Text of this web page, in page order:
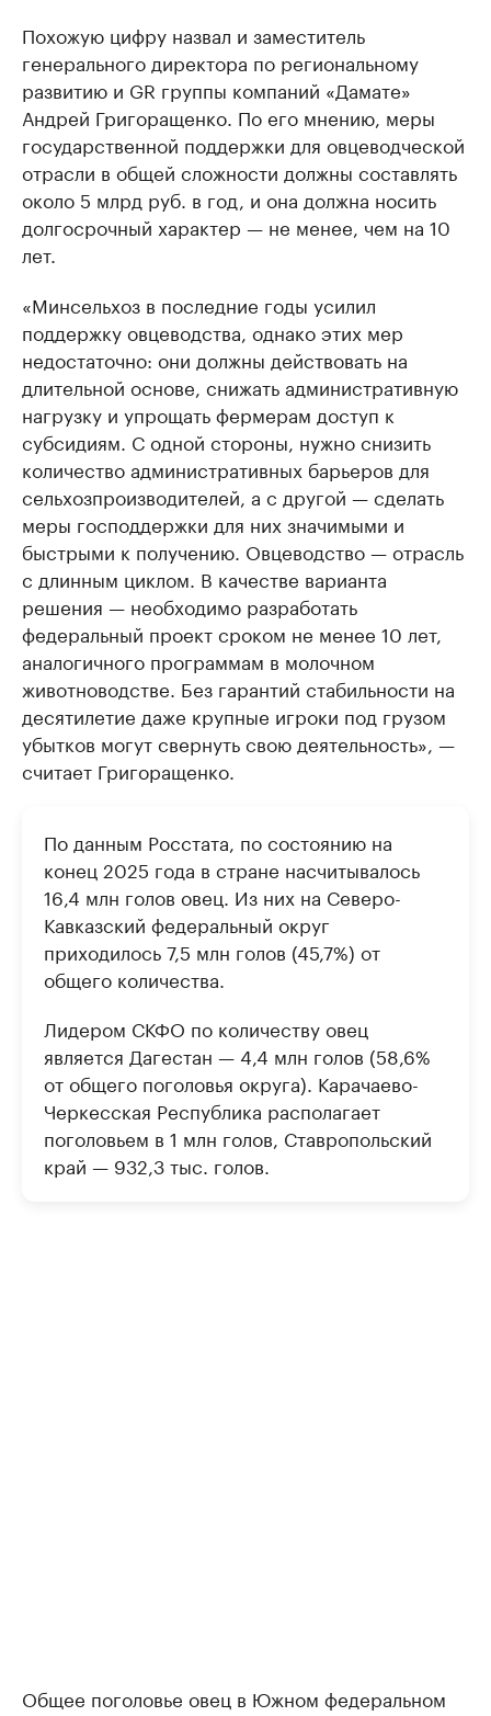
Похожую цифру назвал и заместитель
генерального директора по региональному
развитию и GR группы компаний «Дамате»
Андрей Григоращенко. По его мнению, меры
государственной поддержки для овцеводческой
отрасли в общей сложности должны составлять
около 5 млрд руб. в год, и она должна носить
долгосрочный характер — не менее, чем на 10
лет.
«Минсельхоз в последние годы усилил
поддержку овцеводства, однако этих мер
недостаточно: они должны действовать на
длительной основе, снижать административную
нагрузку и упрощать фермерам доступ к
субсидиям. С одной стороны, нужно снизить
количество административных барьеров для
сельхозпроизводителей, а с другой — сделать
меры господдержки для них значимыми и
быстрыми к получению. Овцеводство — отрасль
с длинным циклом. В качестве варианта
решения — необходимо разработать
федеральный проект сроком не менее 10 лет,
аналогичного программам в молочном
животноводстве. Без гарантий стабильности на
десятилетие даже крупные игроки под грузом
убытков могут свернуть свою деятельность», —
считает Григоращенко.
По данным Росстата, по состоянию на
конец 2025 года в стране насчитывалось
16,4 млн голов овец. Из них на Северо-
Кавказский федеральный округ
приходилось 7,5 млн голов (45,7%) от
общего количества.
Лидером СКФО по количеству овец
является Дагестан — 4,4 млн голов (58,6%
от общего поголовья округа). Карачаево-
Черкесская Республика располагает
поголовьем в 1 млн голов, Ставропольский
край — 932,3 тыс. голов.
Общее поголовье овец в Южном федеральном